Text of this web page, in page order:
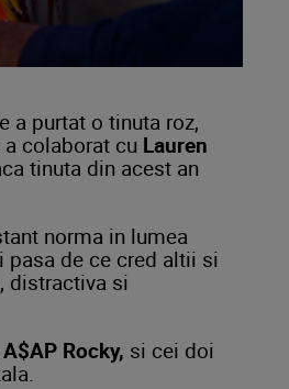
a purtat o tinuta roz,
a colaborat cu Lauren
tinuta din acest an
norma in lumea
pasa de ce cred altii si
distractiva si
A$AP Rocky, si cei doi